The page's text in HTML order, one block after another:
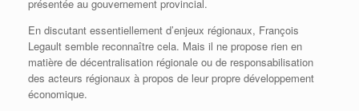
présentée au gouvernement provincial.
En discutant essentiellement d’enjeux régionaux, François
Legault semble reconnaître cela. Mais il ne propose rien en
matière de décentralisation régionale ou de responsabilisation
des acteurs régionaux à propos de leur propre développement
économique.